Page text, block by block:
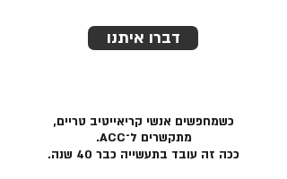
דברו איתנו
כשמחפשים אנשי קריאייטיב טריים,
מתקשרים ל־ACC.
ככה זה עובד בתעשייה כבר 40 שנה.